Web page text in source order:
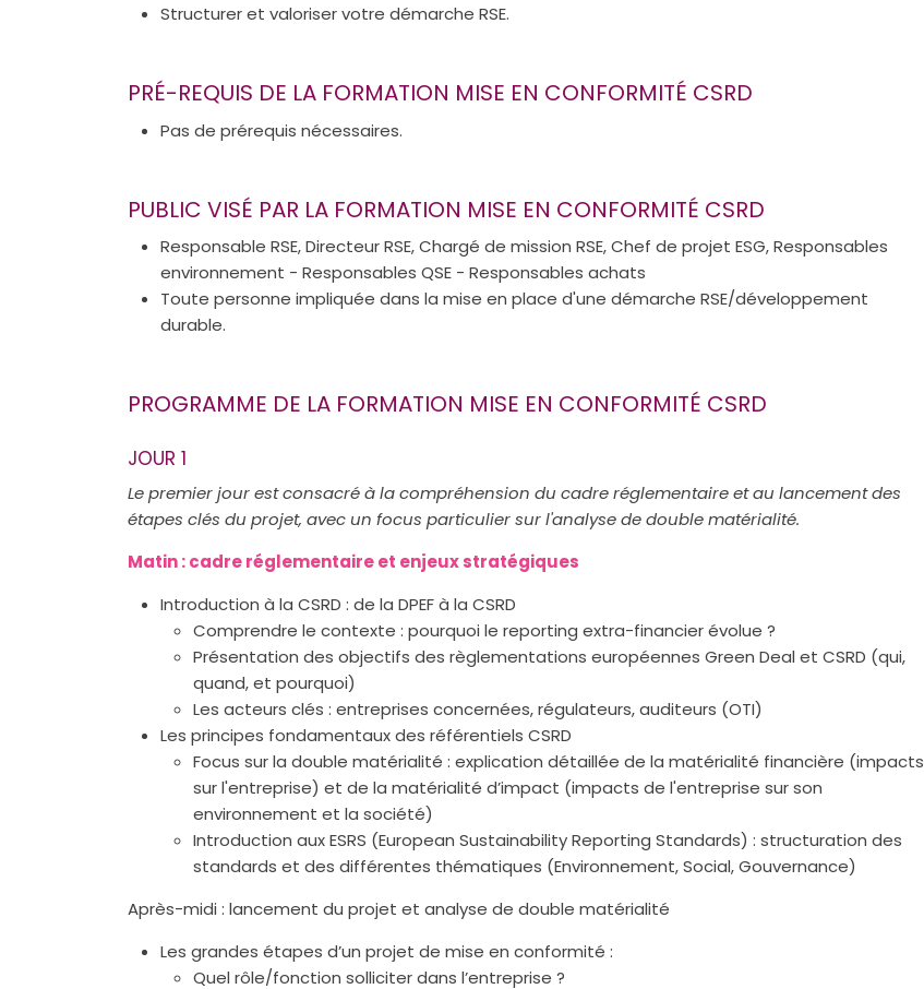
Structurer et valoriser votre démarche RSE.
PRÉ-REQUIS DE LA FORMATION MISE EN CONFORMITÉ CSRD
Pas de prérequis nécessaires.
PUBLIC VISÉ PAR LA FORMATION MISE EN CONFORMITÉ CSRD
Responsable RSE, Directeur RSE, Chargé de mission RSE, Chef de projet ESG, Responsables
environnement - Responsables QSE - Responsables achats
Toute personne impliquée dans la mise en place d'une démarche RSE/développement
durable.
PROGRAMME DE LA FORMATION MISE EN CONFORMITÉ CSRD
JOUR 1
Le premier jour est consacré à la compréhension du cadre réglementaire et au lancement des
étapes clés du projet, avec un focus particulier sur l'analyse de double matérialité.
Matin : cadre réglementaire et enjeux stratégiques
Introduction à la CSRD : de la DPEF à la CSRD
Comprendre le contexte : pourquoi le reporting extra-financier évolue ?
Présentation des objectifs des règlementations européennes Green Deal et CSRD (qui,
quand, et pourquoi)
Les acteurs clés : entreprises concernées, régulateurs, auditeurs (OTI)
Les principes fondamentaux des référentiels CSRD
Focus sur la double matérialité : explication détaillée de la matérialité financière (impacts
sur l'entreprise) et de la matérialité d’impact (impacts de l'entreprise sur son
environnement et la société)
Introduction aux ESRS (European Sustainability Reporting Standards) : structuration des
standards et des différentes thématiques (Environnement, Social, Gouvernance)
Après-midi : lancement du projet et analyse de double matérialité
Les grandes étapes d’un projet de mise en conformité :
Quel rôle/fonction solliciter dans l’entreprise ?